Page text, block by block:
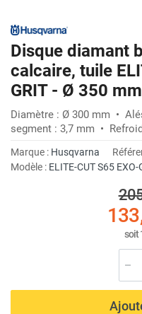
Disque diamant
calcaire, tuile
GRIT - Ø 350
Diamètre : Ø 300 mm •
segment : 3,7 mm •
Marque : Husqvarna
Modèle : ELITE-CUT S65 EXO-
soit